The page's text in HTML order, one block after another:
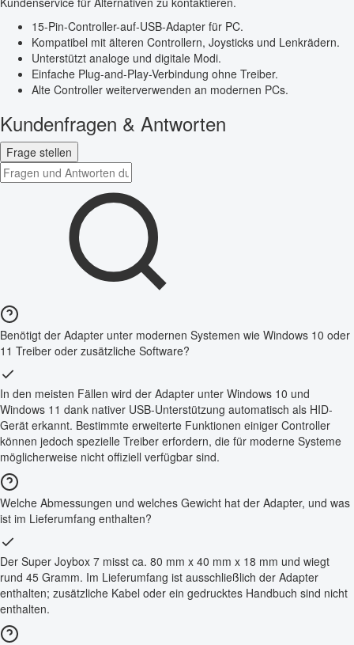
15-Pin-Controller-auf-USB-Adapter für PC.
Kompatibel mit älteren Controllern, Joysticks und Lenkrädern.
Unterstützt analoge und digitale Modi.
Einfache Plug-and-Play-Verbindung ohne Treiber.
Alte Controller weiterverwenden an modernen PCs.
Kundenfragen & Antworten
Frage stellen
Benötigt der Adapter unter modernen Systemen wie Windows 10 oder
11 Treiber oder zusätzliche Software?
In den meisten Fällen wird der Adapter unter Windows 10 und
Windows 11 dank nativer USB-Unterstützung automatisch als HID-
Gerät erkannt. Bestimmte erweiterte Funktionen einiger Controller
können jedoch spezielle Treiber erfordern, die für moderne Systeme
möglicherweise nicht offiziell verfügbar sind.
Welche Abmessungen und welches Gewicht hat der Adapter, und was
ist im Lieferumfang enthalten?
Der Super Joybox 7 misst ca. 80 mm x 40 mm x 18 mm und wiegt
rund 45 Gramm. Im Lieferumfang ist ausschließlich der Adapter
enthalten; zusätzliche Kabel oder ein gedrucktes Handbuch sind nicht
enthalten.